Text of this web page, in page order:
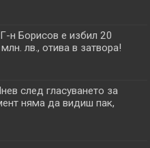
н Борисов е избил 20
лв., отива в затвора!
след гласуването за
няма да видиш пак,